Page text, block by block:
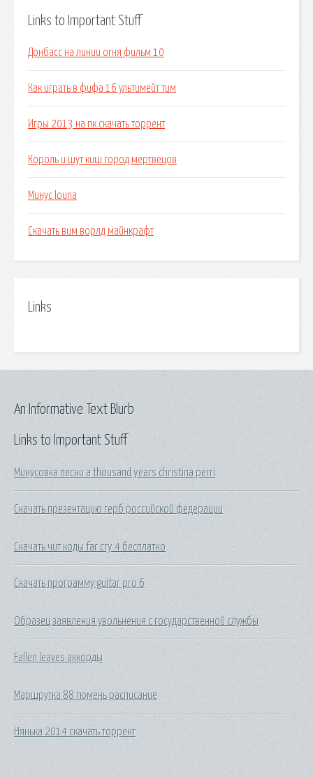
Links to Important Stuff
Донбасс на линии огня фильм 10
Как играть в фифа 16 ультимейт тим
Игры 2013 на пк скачать торрент
Король и шут киш город мертвецов
Минус louna
Скачать вим ворлд майнкрафт
Links
Links to Important Stuff
Минусовка песни a thousand years christina perri
Скачать презентацию герб российской федерации
Скачать чит коды far cry 4 бесплатно
Скачать программу guitar pro 6
Образец заявления увольнения с государственной службы
Fallen leaves аккорды
Маршрутка 88 тюмень расписание
Нянька 2014 скачать торрент
An Informative Text Blurb